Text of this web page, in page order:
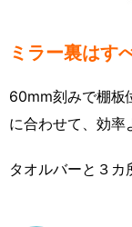
ミラー裏はす
60mm刻みで棚板
に合わせて、効率
タオルバーと３カ